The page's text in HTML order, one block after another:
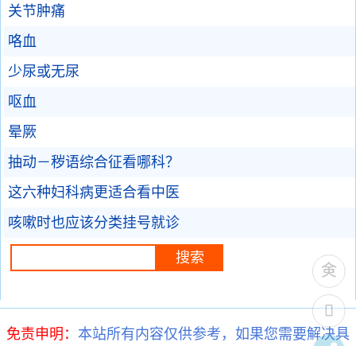
关节肿痛
咯血
少尿或无尿
呕血
晕厥
抽动－秽语综合征看哪科？
这六种妇科病更适合看中医
咳嗽时也应该分类挂号就诊
免责申明： 本站所有内容仅供参考，如果您需要解决具